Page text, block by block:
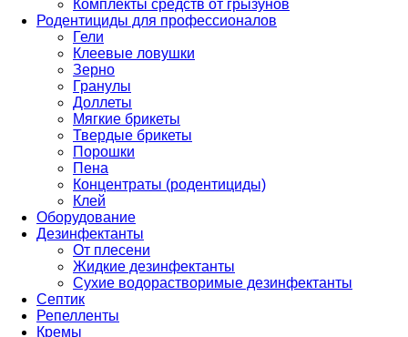
Комплекты средств от грызунов
Родентициды для профессионалов
Гели
Клеевые ловушки
Зерно
Гранулы
Доллеты
Мягкие брикеты
Твердые брикеты
Порошки
Пена
Концентраты (родентициды)
Клей
Оборудование
Дезинфектанты
От плесени
Жидкие дезинфектанты
Сухие водорастворимые дезинфектанты
Септик
Репелленты
Кремы